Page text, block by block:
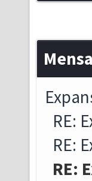
RE:
RE:
RE: